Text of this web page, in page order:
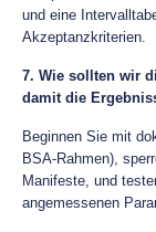
und eine
Akzeptanzkriterien.
7. Wie sollten wir
damit die
Beginnen Sie mit
BSA-Rahmen),
Manifeste, und
angemessenen